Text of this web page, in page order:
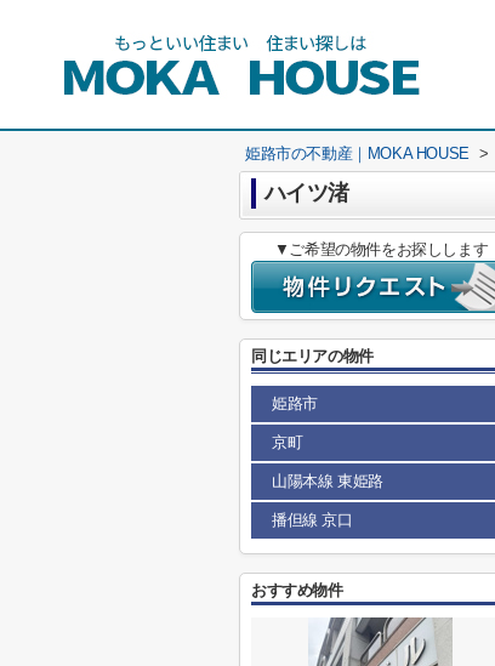
姫路市の不動産｜MOKA HOUSE >
ハイツ渚
▼ご希望の物件をお探しします
同じエリアの物件
姫路市
京町
山陽本線 東姫路
播但線 京口
おすすめ物件